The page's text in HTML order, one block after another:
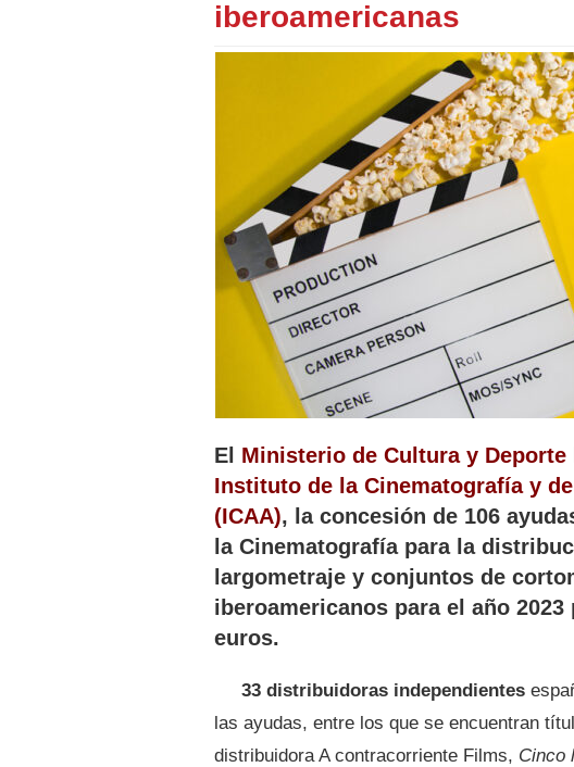
iberoamericanas
El Ministerio de Cultura y Deporte
Instituto de la Cinematografía y
(ICAA), la concesión de 106
la Cinematografía para la
largometraje y conjuntos de
iberoamericanos para el año 2023
euros.
33 distribuidoras independientes
las ayudas, entre los que se encuentran
distribuidora A contracorriente Films, Cinco